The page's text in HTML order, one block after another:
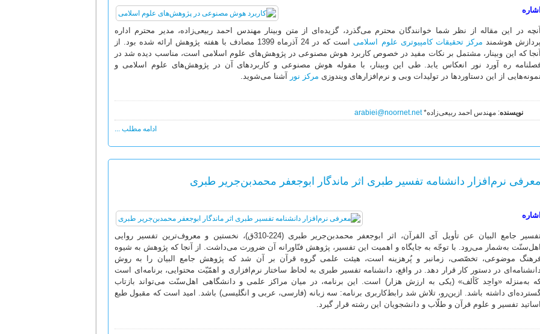
اشاره
آنچه در این مقاله از نظر شما خوانندگان محترم می‌گذرد، گزیده‌ای از متن وبینار مهندس احمد ربیعی‌زاده، مدیر محترم اداره
پردازش هوشمند مرکز تحقیقات کامپیوتری علوم اسلامی
است که در 24 آذرماه 1399 مصادف با هفته پژوهش ارائه شده بود. از
آنجا که این وبینار، مشتمل بر نکات مفید در خصوص کاربرد هوش مصنوعی در پژوهش‌های علوم اسلامی است، مناسب دیده شد در
ره آورد نور انعکاس یابد. طی این وبینار، با مقوله هوش مصنوعی و کاربردهای آن در پژوهش‌های علوم اسلامی و
نمونه‌هایی از این دستاوردها در تولیدات وبی و نرم‌افزارهای ویندوزی مرکز نور آشنا می‌شوید.
نویسنده: مهندس احمد ربیعی‌‌زاده*arabiei@noornet.net
ادامه مطلب ...
معرفی نرم‌افزار دانشنامه تفسیر طبری اثر ماندگار ابوجعفر محمد‌بن‌جریر طبری
اشاره
تفسیر جامع البیان عن تأویل آی القرآن، اثر ابوجعفر محمد‌بن‌جریر طبری (224-310ق)، نخستین و معروف‌ترین تفسیر روایی
اهل‌سنّت به‌شمار می‌رود. با توجّه به جایگاه و اهمیت این تفسیر، پژوهش فنّاورانه آن ضرورت می‌داشت. از آنجا که پژوهش به شیوه
موضوعی، تخصّصی، زمانبر و پُرهزینه است، هیئت علمی گروه قرآن بر آن شد که پژوهش جامع البیان را به روش
دانشنامه‌ای در دستور کار قرار دهد. در واقع، دانشنامه تفسیر طبری به لحاظ ساختار نرم‌افزاری و اهمّیّت محتوایی، برنامه‌ای است
به‌منزله «واحِد کَألف» (یکی به ارزش هزار) است. این برنامه، در میان مراکز علمی و دانشگاهی اهل‌سنّت می‌تواند بازتاب
داشته باشد. ازین‌رو، تلاش شد رابط‌کاربری برنامه: سه زبانه (فارسی، عربی و انگلیسی) باشد. امید است که مقبول طبع
اساتید تفسیر و علوم قرآن و طلّاب و دانشجویان این رشته قرار گیرد.